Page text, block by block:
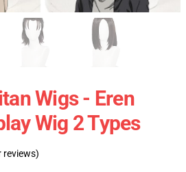
Wigs - Eren
Wig 2 Types
reviews)